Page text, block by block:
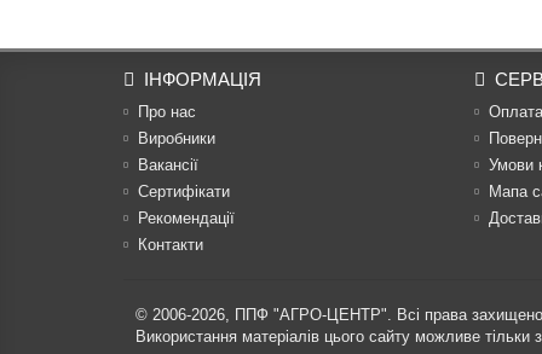
ІНФОРМАЦІЯ
Про нас
Виробники
Вакансії
Сертифікати
Рекомендації
Контакти
Оплата
Умови
Мапа
© 2006-2026, ППФ "АГРО-ЦЕНТР". Всі права
Використання матеріалів цього сайту можливе